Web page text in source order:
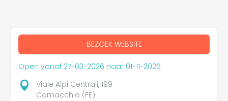
BEZOEK WEBSITE
Open vanaf 27-03-2026 naar 01-11-2026
Viale Alpi Centrali, 199
Comacchio (FE)